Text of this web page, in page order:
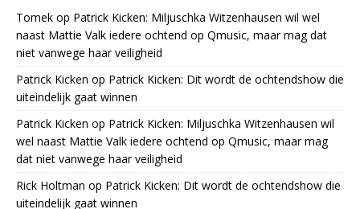
Tomek op Patrick Kicken: Miljuschka Witzenhausen wil wel
naast Mattie Valk iedere ochtend op Qmusic, maar mag dat
niet vanwege haar veiligheid
Patrick Kicken op Patrick Kicken: Dit wordt de ochtendshow die
uiteindelijk gaat winnen
Patrick Kicken op Patrick Kicken: Miljuschka Witzenhausen wil
wel naast Mattie Valk iedere ochtend op Qmusic, maar mag
dat niet vanwege haar veiligheid
Rick Holtman op Patrick Kicken: Dit wordt de ochtendshow die
uiteindelijk gaat winnen